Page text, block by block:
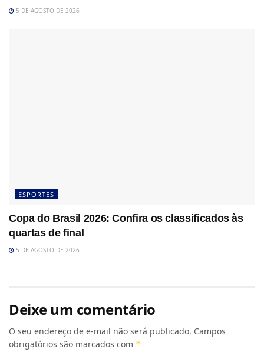
5 DE AGOSTO DE 2026
ESPORTES
Copa do Brasil 2026: Confira os classificados às
quartas de final
5 DE AGOSTO DE 2026
Deixe um comentário
O seu endereço de e-mail não será publicado. Campos
obrigatórios são marcados com *